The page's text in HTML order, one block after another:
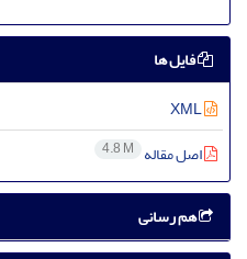
فایل ها
اصل مقاله 4.8 M
هم رسانی